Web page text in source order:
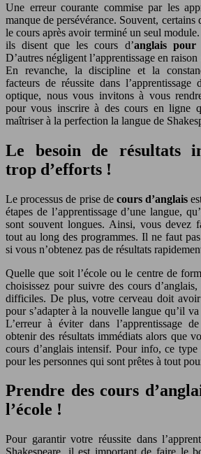
Une erreur courante commise par les
manque de persévérance. Souvent, certains
le cours après avoir terminé un seul
ils disent que les cours d’anglais pour
D’autres négligent l’apprentissage en
En revanche, la discipline et la
facteurs de réussite dans l’apprentissage
optique, nous vous invitons à vous
pour vous inscrire à des cours en ligne
maîtriser à la perfection la langue de
Le besoin de résultats
trop d’efforts !
Le processus de prise de cours d’anglais
étapes de l’apprentissage d’une langue,
sont souvent longues. Ainsi, vous devez
tout au long des programmes. Il ne faut
si vous n’obtenez pas de résultats
Quelle que soit l’école ou le centre de
choisissez pour suivre des cours
difficiles. De plus, votre cerveau doit
pour s’adapter à la nouvelle langue qu’il
L’erreur à éviter dans l’apprentissage
obtenir des résultats immédiats alors que
cours d’anglais intensif. Pour info, ce
pour les personnes qui sont prêtes à tout
Prendre des cours
l’école !
Pour garantir votre réussite dans